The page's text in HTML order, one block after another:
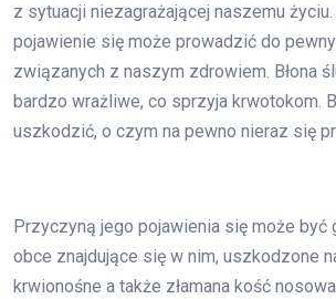
z sytuacji niezagrażającej naszemu
pojawienie się może prowadzić do
związanych z naszym zdrowiem. Błona
bardzo wrażliwe, co sprzyja krwotokom.
uszkodzić, o czym na pewno nieraz się
Przyczyną jego pojawienia się może być
obce znajdujące się w nim, uszkodzone
krwionośne a także złamana kość